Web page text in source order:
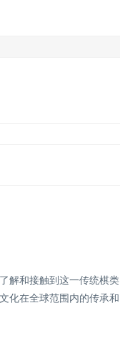
解和接触到这一传统棋类
化在全球范围内的传承和